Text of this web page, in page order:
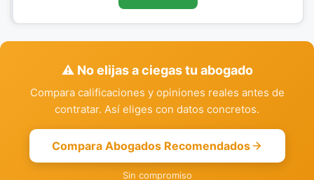
⚠️ No elijas a ciegas tu abogado
Compara calificaciones y opiniones reales antes de
contratar. Así eliges con datos concretos.
Compara Abogados Recomendados
Sin compromiso